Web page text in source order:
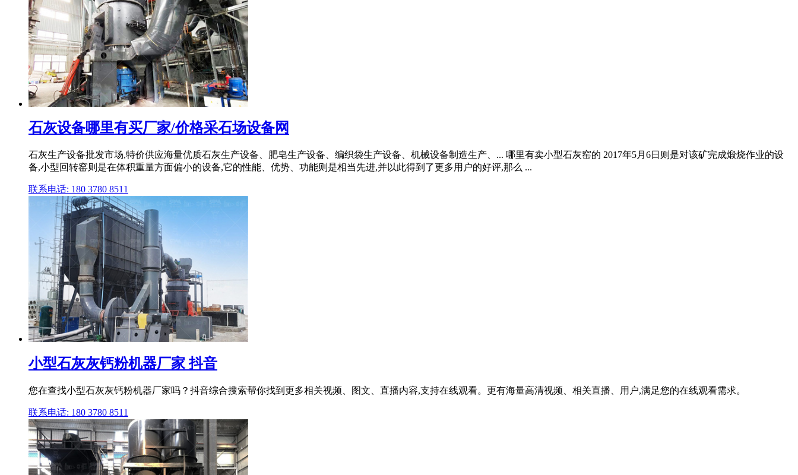
石灰设备哪里有买厂家/价格采石场设备网
石灰生产设备批发市场,特价供应海量优质石灰生产设备、肥皂生产设备、编织袋生产设备、机械设备制造生产、... 哪里有卖小型石灰窑的 2017年5月6日则是对该矿完成煅烧作业的设
备,小型回转窑则是在体积重量方面偏小的设备,它的性能、优势、功能则是相当先进,并以此得到了更多用户的好评,那么 ...
联系电话: 180 3780 8511
小型石灰灰钙粉机器厂家 抖音
您在查找小型石灰灰钙粉机器厂家吗？抖音综合搜索帮你找到更多相关视频、图文、直播内容,支持在线观看。更有海量高清视频、相关直播、用户,满足您的在线观看需求。
联系电话: 180 3780 8511